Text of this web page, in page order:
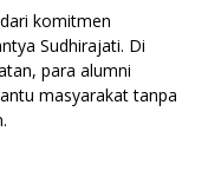
komitmen
Sudhirajati. Di
para alumni
masyarakat tanpa